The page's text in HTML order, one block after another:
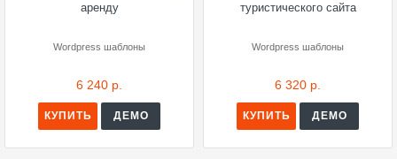
аренду
Wordpress шаблоны
6 240 р.
КУПИТЬ ДЕМО
туристического сайта
Wordpress шаблоны
6 320 р.
КУПИТЬ ДЕМО